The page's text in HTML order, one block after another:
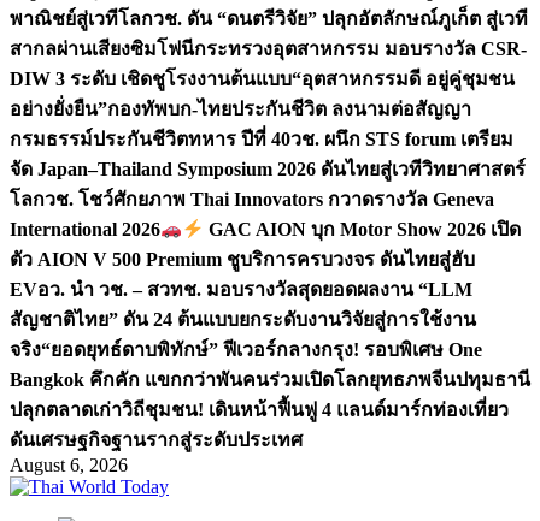
พาณิชย์สู่เวทีโลกวช. ดัน “ดนตรีวิจัย” ปลุกอัตลักษณ์ภูเก็ต สู่เวที
สากลผ่านเสียงซิมโฟนีกระทรวงอุตสาหกรรม มอบรางวัล CSR-
DIW 3 ระดับ เชิดชูโรงงานต้นแบบ“อุตสาหกรรมดี อยู่คู่ชุมชน
อย่างยั่งยืน”กองทัพบก-ไทยประกันชีวิต ลงนามต่อสัญญา
กรมธรรม์ประกันชีวิตทหาร ปีที่ 40วช. ผนึก STS forum เตรียม
จัด Japan–Thailand Symposium 2026 ดันไทยสู่เวทีวิทยาศาสตร์
โลกวช. โชว์ศักยภาพ Thai Innovators กวาดรางวัล Geneva
International 2026
GAC AION บุก Motor Show 2026 เปิด
ตัว AION V 500 Premium ชูบริการครบวงจร ดันไทยสู่ฮับ
EVอว. นำ วช. – สวทช. มอบรางวัลสุดยอดผลงาน “LLM
สัญชาติไทย” ดัน 24 ต้นแบบยกระดับงานวิจัยสู่การใช้งาน
จริง“ยอดยุทธ์ดาบพิทักษ์” ฟีเวอร์กลางกรุง! รอบพิเศษ One
Bangkok คึกคัก แขกกว่าพันคนร่วมเปิดโลกยุทธภพจีนปทุมธานี
ปลุกตลาดเก่าวิถีชุมชน! เดินหน้าฟื้นฟู 4 แลนด์มาร์กท่องเที่ยว
ดันเศรษฐกิจฐานรากสู่ระดับประเทศ
August 6, 2026